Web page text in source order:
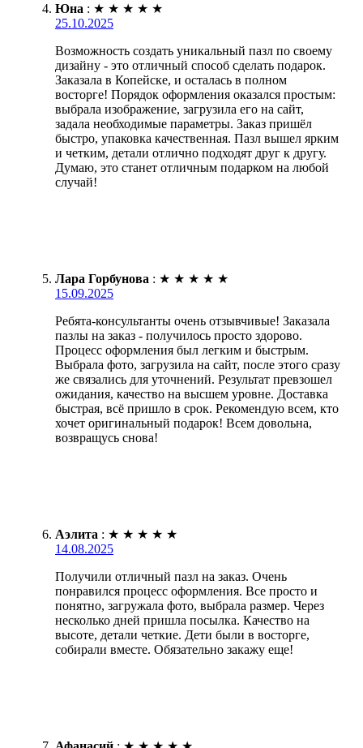
Юна : ★ ★ ★ ★ ★
25.10.2025
Возможность создать уникальный пазл по своему
дизайну - это отличный способ сделать подарок.
Заказала в Копейске, и осталась в полном
восторге! Порядок оформления оказался простым:
выбрала изображение, загрузила его на сайт,
задала необходимые параметры. Заказ пришёл
быстро, упаковка качественная. Пазл вышел ярким
и четким, детали отлично подходят друг к другу.
Думаю, это станет отличным подарком на любой
случай!
Лара Горбунова : ★ ★ ★ ★ ★
15.09.2025
Ребята-консультанты очень отзывчивые! Заказала
пазлы на заказ - получилось просто здорово.
Процесс оформления был легким и быстрым.
Выбрала фото, загрузила на сайт, после этого сразу
же связались для уточнений. Результат превзошел
ожидания, качество на высшем уровне. Доставка
быстрая, всё пришло в срок. Рекомендую всем, кто
хочет оригинальный подарок! Всем довольна,
возвращусь снова!
Аэлита : ★ ★ ★ ★ ★
14.08.2025
Получили отличный пазл на заказ. Очень
понравился процесс оформления. Все просто и
понятно, загружала фото, выбрала размер. Через
несколько дней пришла посылка. Качество на
высоте, детали четкие. Дети были в восторге,
собирали вместе. Обязательно закажу еще!